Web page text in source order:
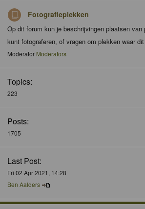
Fotografieplekken
Op dit forum kun je beschrijvingen plaatsen van
kunt fotograferen, of vragen om plekken waar
Moderator Moderators
Topics:
223
Posts:
1705
Last Post:
Fri 02 Apr 2021, 14:28
Ben Aalders